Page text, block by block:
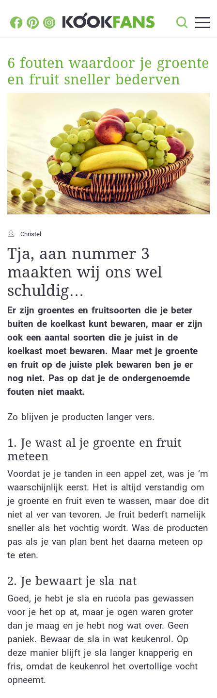
6 fouten waardoor je groente
en fruit sneller bederven
Christel
Tja, aan nummer 3
maakten wij ons wel
schuldig…
Er zijn groentes en fruitsoorten die je beter
buiten de koelkast kunt bewaren, maar er zijn
ook een aantal soorten die je juist in de
koelkast moet bewaren. Maar met je groente
en fruit op de juiste plek bewaren ben je er
nog niet. Pas op dat je de ondergenoemde
fouten niet maakt.
Zo blijven je producten langer vers.
1. Je wast al je groente en fruit
meteen
Voordat je je tanden in een appel zet, was je ‘m
waarschijnlijk eerst. Het is altijd verstandig om
je groente en fruit even te wassen, maar doe dit
niet al ver van tevoren. Je fruit bederft namelijk
sneller als het vochtig wordt. Was de producten
pas als je van plan bent het daarna meteen op
te eten.
2. Je bewaart je sla nat
Goed, je hebt je sla en rucola pas gewassen
voor je het op at, maar je ogen waren groter
dan je maag en je hebt nog wat over. Geen
paniek. Bewaar de sla in wat keukenrol. Op
deze manier blijft je sla langer knapperig en
fris, omdat de keukenrol het overtollige vocht
opneemt.